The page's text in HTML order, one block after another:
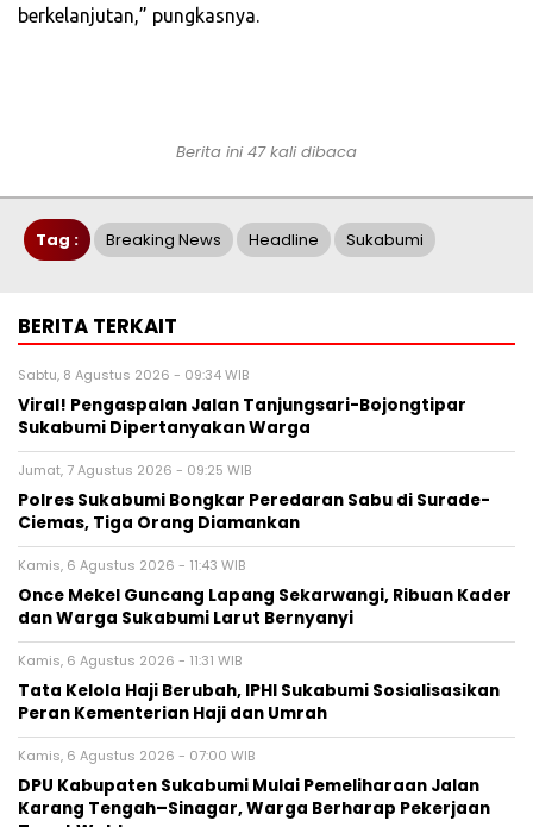
berkelanjutan,” pungkasnya.
Berita ini 47 kali dibaca
Tag : Breaking News Headline Sukabumi
BERITA TERKAIT
Sabtu, 8 Agustus 2026 - 09:34 WIB
Viral! Pengaspalan Jalan Tanjungsari-Bojongtipar
Sukabumi Dipertanyakan Warga
Jumat, 7 Agustus 2026 - 09:25 WIB
Polres Sukabumi Bongkar Peredaran Sabu di Surade-
Ciemas, Tiga Orang Diamankan
Kamis, 6 Agustus 2026 - 11:43 WIB
Once Mekel Guncang Lapang Sekarwangi, Ribuan Kader
dan Warga Sukabumi Larut Bernyanyi
Kamis, 6 Agustus 2026 - 11:31 WIB
Tata Kelola Haji Berubah, IPHI Sukabumi Sosialisasikan
Peran Kementerian Haji dan Umrah
Kamis, 6 Agustus 2026 - 07:00 WIB
‎DPU Kabupaten Sukabumi Mulai Pemeliharaan Jalan
Karang Tengah–Sinagar, Warga Berharap Pekerjaan